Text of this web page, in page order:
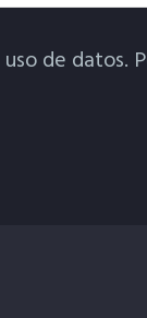
de datos.